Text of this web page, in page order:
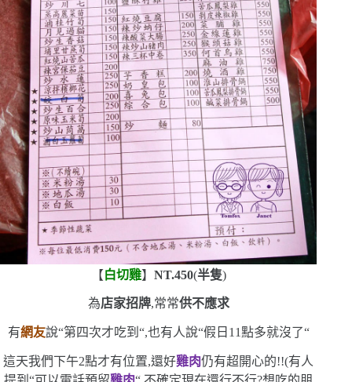
【白切雞】 NT.450(半隻)
為店家招牌,常常供不應求
有網友說“第四次才吃到 “,也有人說“假日 11點多就沒了“
這天我們下午2點才有位置,還好雞肉仍有超開心的!!(有人